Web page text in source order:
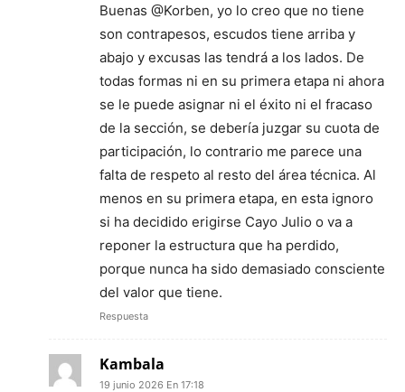
Buenas @Korben, yo lo creo que no tiene
son contrapesos, escudos tiene arriba y
abajo y excusas las tendrá a los lados. De
todas formas ni en su primera etapa ni ahora
se le puede asignar ni el éxito ni el fracaso
de la sección, se debería juzgar su cuota de
participación, lo contrario me parece una
falta de respeto al resto del área técnica. Al
menos en su primera etapa, en esta ignoro
si ha decidido erigirse Cayo Julio o va a
reponer la estructura que ha perdido,
porque nunca ha sido demasiado consciente
del valor que tiene.
Respuesta
Kambala
19 junio 2026 En 17:18